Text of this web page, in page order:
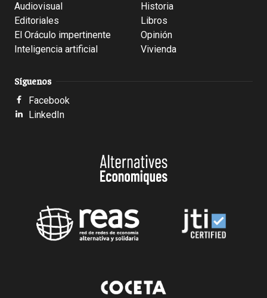
Audiovisual
Editoriales
El Oráculo impertinente
Inteligencia artificial
Historia
Libros
Opinión
Vivienda
Síguenos
Facebook
LinkedIn